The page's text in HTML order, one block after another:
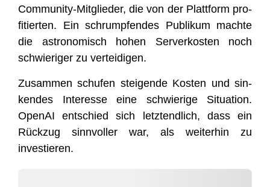
Com­mu­ni­ty-Mit­glie­der, die von der Platt­form pro­
fi­tier­ten. Ein schrump­fen­des Publi­kum mach­te
die astro­no­misch hohen Ser­ver­kos­ten noch
schwie­ri­ger zu verteidigen.
Zusam­men schu­fen stei­gen­de Kos­ten und sin­
ken­des Inter­es­se eine schwie­ri­ge Situa­ti­on.
Ope­nAI ent­schied sich letzt­end­lich, dass ein
Rück­zug sinn­vol­ler war, als wei­ter­hin zu
investieren.